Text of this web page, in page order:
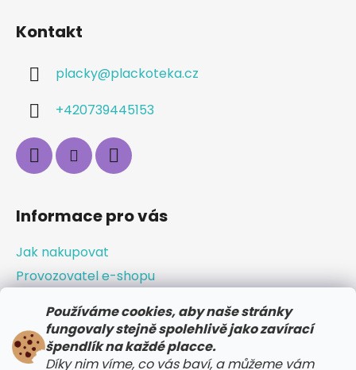
Používáme cookies, aby naše stránky
fungovaly stejně spolehlivě jako zavírací
špendlík na každé placce.
Díky nim víme, co vás baví, a můžeme vám
Kontakt
placky@plackoteka.cz
+420739445153
Informace pro vás
Jak nakupovat
Provozovatel e-shopu
Odstoupení od smlouvy / vrácení zboží
Doprava a platba